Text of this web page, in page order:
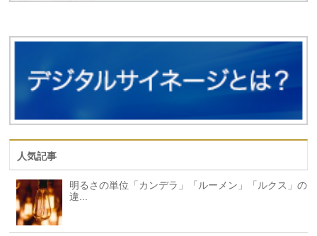
人気記事
明るさの単位「カンデラ」「ルーメン」「ルクス」の
違...